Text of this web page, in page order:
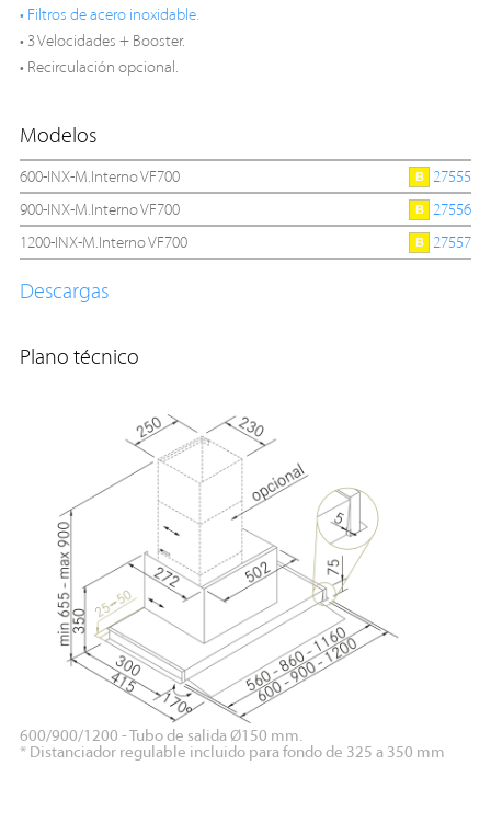
• Filtros de acero inoxidable.
• 3 Velocidades + Booster.
• Recirculación opcional.
Modelos
600-INX-M.Interno VF700
27555
900-INX-M.Interno VF700
27556
1200-INX-M.Interno VF700
27557
Descargas
Plano técnico
600/900/1200 - Tubo de salida Ø150 mm.
* Distanciador regulable incluido para fondo de 325 a 350 mm